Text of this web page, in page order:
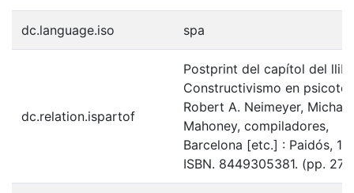
dc.language.iso spa
dc.relation.ispartof
Postprint del capítol del
Constructivismo en
Robert A. Neimeyer,
Mahoney, compiladores,
Barcelona [etc.] : Paidós,
ISBN. 8449305381. (pp.